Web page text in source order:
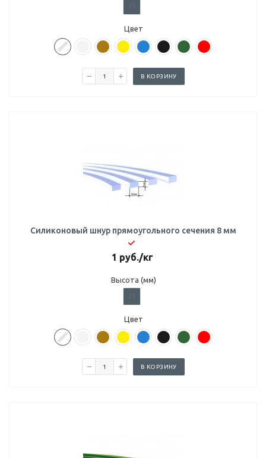
35
Цвет
В КОРЗИНУ
Силиконовый шнур прямоугольного сечения 8 мм
1 руб./кг
Высота (мм)
25
Цвет
В КОРЗИНУ